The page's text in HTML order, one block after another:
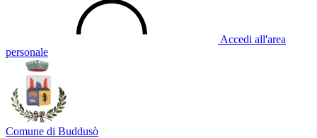
Accedi all'area
personale
Comune di Buddusò